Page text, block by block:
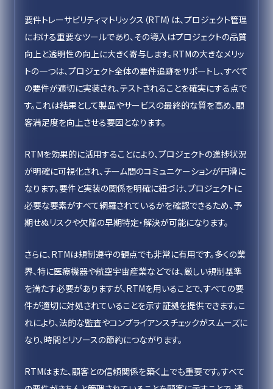
要件トレーサビリティマトリックス（RTM）は、プロジェクト管理
における重要なツールであり、その導入はプロジェクトの品質
向上と透明性の向上に大きく寄与します。RTMの大きなメリッ
トの一つは、プロジェクト全体の要件追跡をサポートし、すべて
の要件が適切に実装され、テストされることを確実にする点で
す。これは結果として製品やサービスの最終的な質を高め、顧
客満足度を向上させる要因となります。
RTMを効果的に活用することにより、プロジェクトの進捗状況
が明確に可視化され、チーム間のコミュニケーションが円滑に
なります。要件と実装の関係を明確に紐づけ、プロジェクトに
必要な要素がすべて網羅されているかを確認できるため、予
期せぬリスクや欠陥の早期特定・解決が可能になります。
さらに、RTMは規制遵守の観点でも非常に有用です。多くの業
界、特に医療機器や航空宇宙産業などでは、厳しい規制基準
を満たす必要がありますが、RTMを用いることで、すべての要
件が適切に対処されていることを示す証拠を提供できます。こ
れにより、法的な監査やコンプライアンスチェックがスムーズに
なり、時間とリソースの節約につながります。
RTMはまた、顧客との信頼関係を築く上でも重要です。すべて